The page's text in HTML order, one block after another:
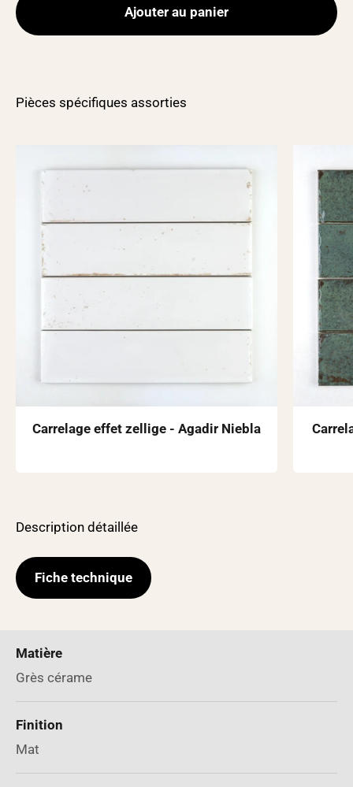
Ajouter au panier
Pièces spécifiques assorties
Carrelage effet zellige - Agadir Niebla
Description détaillée
Fiche technique
Matière
Grès cérame
Finition
Mat